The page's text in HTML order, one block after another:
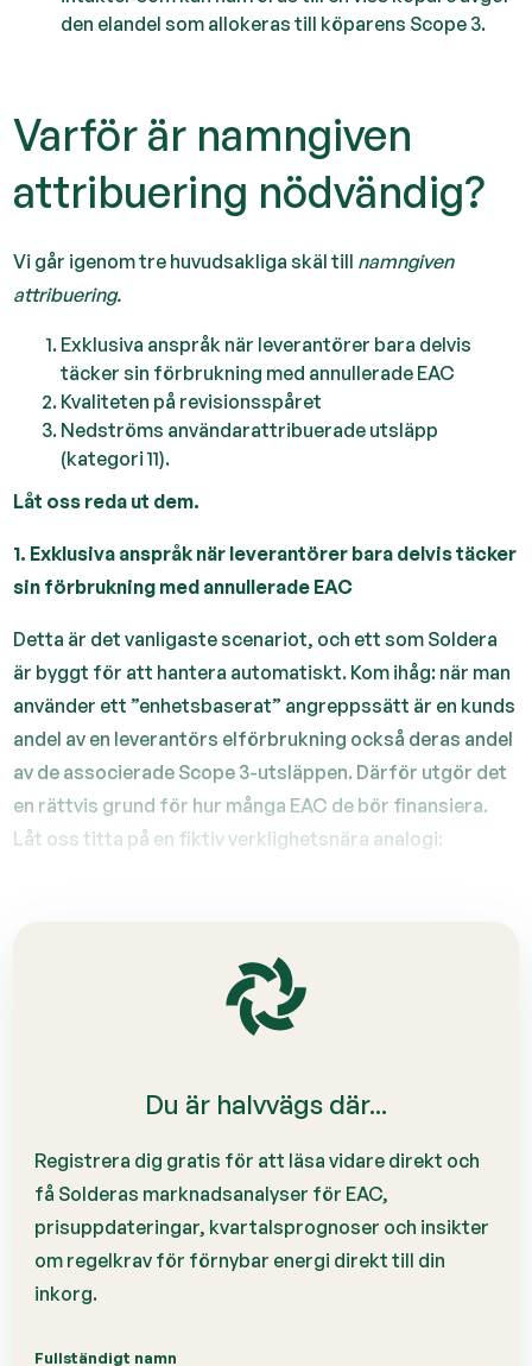
den elandel som allokeras till köparens Scope 3.
Varför är namngiven
attribuering nödvändig?
Vi går igenom tre huvudsakliga skäl till namngiven
attribuering.
Exklusiva anspråk när leverantörer bara delvis
täcker sin förbrukning med annullerade EAC
Kvaliteten på revisionsspåret
Nedströms användarattribuerade utsläpp
(kategori 11).
Låt oss reda ut dem.
1. Exklusiva anspråk när leverantörer bara delvis täcker
sin förbrukning med annullerade EAC
Detta är det vanligaste scenariot, och ett som Soldera
är byggt för att hantera automatiskt. Kom ihåg: när man
använder ett ”enhetsbaserat” angreppssätt är en kunds
andel av en leverantörs elförbrukning också deras andel
av de associerade Scope 3-utsläppen. Därför utgör det
en rättvis grund för hur många EAC de bör finansiera.
Låt oss titta på en fiktiv verklighetsnära analogi:
Du är halvvägs där...
Registrera dig gratis för att läsa vidare direkt och
få Solderas marknadsanalyser för EAC,
prisuppdateringar, kvartalsprognoser och insikter
om regelkrav för förnybar energi direkt till din
inkorg.
Fullständigt namn